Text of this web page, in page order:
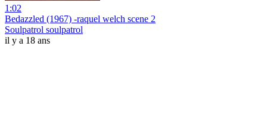
1:02
Bedazzled (1967) -raquel welch scene 2
Soulpatrol soulpatrol
il y a 18 ans